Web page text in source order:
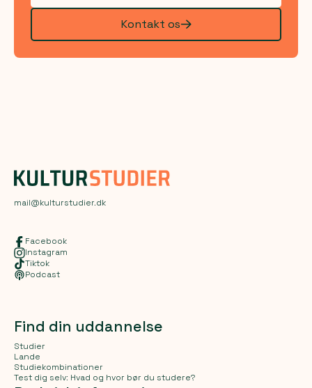
Kontakt os
mail@kulturstudier.dk
Facebook
Instagram
Tiktok
Podcast
Find din uddannelse
Studier
Lande
Studiekombinationer
Test dig selv: Hvad og hvor bør du studere?